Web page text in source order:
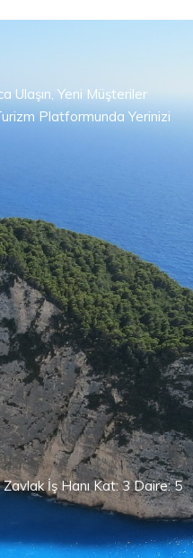
Ulaşın, Yeni Müşteriler
Platformunda Yerinizi
İş Hanı Kat: 3 Daire: 5